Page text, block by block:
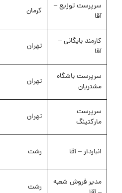
سرپرست توزیع –
آقا
کرمان
کارمند بایگانی –
آقا
تهران
سرپرست باشگاه
مشتریان
تهران
سرپرست
مارکتینگ
تهران
انباردار – آقا رشت
مدیر فروش شعبه
رشت